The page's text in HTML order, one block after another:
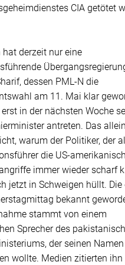
CIA getötet
derzeit nur eine
dessen PML-N die
am 11. Mai klar
in der nächsten Woche
antreten. Das
warum der Politiker, der
die US-
immer wieder scharf
jetzt in Schweigen hüllt. Die
bekannt
stammt von einem
Sprecher des
der seinen
wollte. Medien zitierten